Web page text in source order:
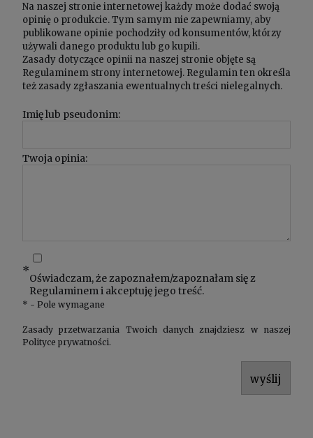
Na naszej stronie internetowej każdy może dodać swoją
opinię o produkcie. Tym samym nie zapewniamy, aby
publikowane opinie pochodziły od konsumentów, którzy
używali danego produktu lub go kupili.
Zasady dotyczące opinii na naszej stronie objęte są
Regulaminem strony internetowej. Regulamin ten określa
też zasady zgłaszania ewentualnych treści nielegalnych.
Imię lub pseudonim:
Twoja opinia:
*
Oświadczam, że zapoznałem/zapoznałam się z
Regulaminemi akceptuję jego treść.
* - Pole wymagane
Zasady przetwarzania Twoich danych znajdziesz w naszej
Polityce prywatności.
wyślij